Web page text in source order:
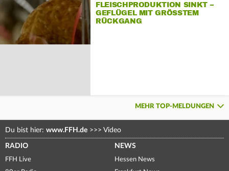
FLEISCHPRODUKTION SINKT –
GEFLÜGEL MIT GRÖSSTEM R
ÜCKGANG
MEHR TOP-MELDUNGEN
Du bist hier: www.FFH.de >>> Video
RADIO
FFH Live
NEWS
Hessen News